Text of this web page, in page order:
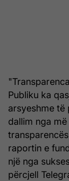
Publiku ka
arsyeshme të
dallim nga
raportin e
një nga
përcjell